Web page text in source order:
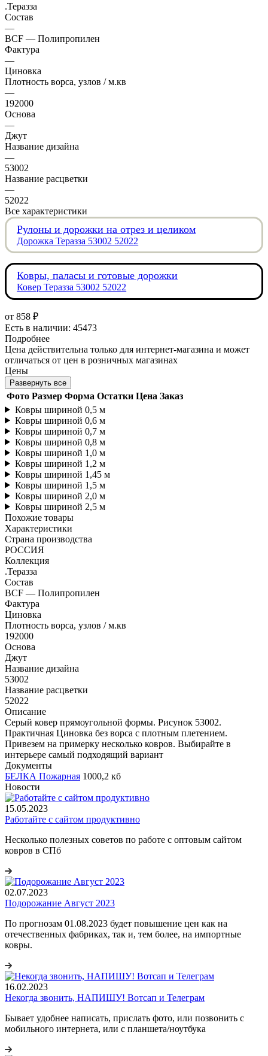
.Теразза
Состав
—
BCF — Полипропилен
Фактура
—
Циновка
Плотность ворса, узлов / м.кв
—
192000
Основа
—
Джут
Название дизайна
—
53002
Название расцветки
—
52022
Все характеристики
Рулоны и дорожки на отрез и целиком
Дорожка Теразза 53002 52022
Ковры, паласы и готовые дорожки
Ковер Теразза 53002 52022
от 858 ₽
Есть в наличии: 45473
Подробнее
Цена действительна только для интернет-магазина и может
отличаться от цен в розничных магазинах
Цены
Развернуть все
Фото Размер Форма Остатки Цена Заказ
Ковры шириной 0,5 м
Ковры шириной 0,6 м
Ковры шириной 0,7 м
Ковры шириной 0,8 м
Ковры шириной 1,0 м
Ковры шириной 1,2 м
Ковры шириной 1,45 м
Ковры шириной 1,5 м
Ковры шириной 2,0 м
Ковры шириной 2,5 м
Похожие товары
Характеристики
Страна производства
РОССИЯ
Коллекция
.Теразза
Состав
BCF — Полипропилен
Фактура
Циновка
Плотность ворса, узлов / м.кв
192000
Основа
Джут
Название дизайна
53002
Название расцветки
52022
Описание
Серый ковер прямоугольной формы. Рисунок 53002.
Практичная Циновка без ворса с плотным плетением.
Привезем на примерку несколько ковров. Выбирайте в
интерьере самый подходящий вариант
Документы
БЕЛКА Пожарная 1000,2 кб
Новости
15.05.2023
Работайте с сайтом продуктивно
Несколько полезных советов по работе с оптовым сайтом
ковров в СПб
02.07.2023
Подорожание Август 2023
По прогнозам 01.08.2023 будет повышение цен как на
отечественных фабриках, так и, тем более, на импортные
ковры.
16.02.2023
Некогда звонить, НАПИШУ! Вотсап и Телеграм
Бывает удобнее написать, прислать фото, или позвонить с
мобильного интернета, или с планшета/ноутбука